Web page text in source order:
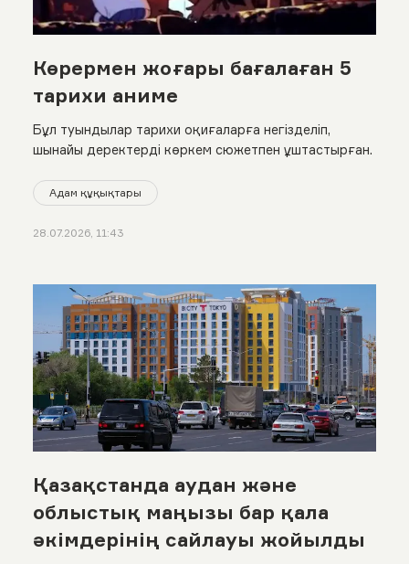
Көрермен жоғары бағалаған 5
тарихи аниме
Бұл туындылар тарихи оқиғаларға негізделіп,
шынайы деректерді көркем сюжетпен ұштастырған.
Адам құқықтары
28.07.2026, 11:43
Қазақстанда аудан және
облыстық маңызы бар қала
әкімдерінің сайлауы жойылды